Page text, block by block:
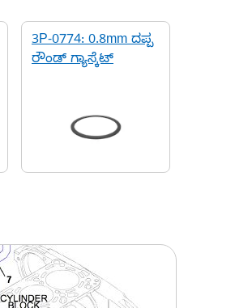
3P-0774: 0.8mm ದಪ್ಪ
ರೌಂಡ್ ಗ್ಯಾಸ್ಕೆಟ್